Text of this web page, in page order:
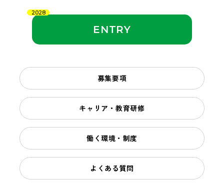
2028
ENTRY
募集要項
キャリア・教育研修
働く環境・制度
よくある質問